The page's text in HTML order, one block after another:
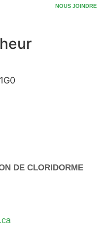
NOUS JOINDRE
DE CLORIDORME